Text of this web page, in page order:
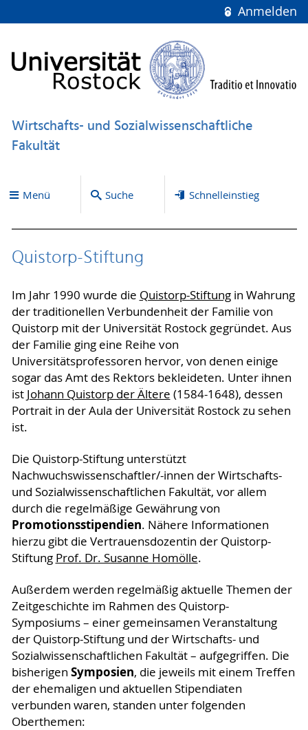
Anmelden
Wirtschafts- und Sozialwissenschaftliche
Fakultät
Menü Suche Schnelleinstieg
Quistorp-Stiftung
Im Jahr 1990 wurde die Quistorp-Stiftungin Wahrung
der traditionellen Verbundenheit der Familie von
Quistorp mit der Universität Rostock gegründet. Aus
der Familie ging eine Reihe von
Universitätsprofessoren hervor, von denen einige
sogar das Amt des Rektors bekleideten. Unter ihnen
ist Johann Quistorp der Ältere (1584-1648), dessen
Portrait in der Aula der Universität Rostock zu sehen
ist.
Die Quistorp-Stiftung unterstützt
Nachwuchswissenschaftler/-innen der Wirtschafts-
und Sozialwissenschaftlichen Fakultät, vor allem
durch die regelmäßige Gewährung von
Promotionsstipendien. Nähere Informationen
hierzu gibt die Vertrauensdozentin der Quistorp-
Stiftung Prof. Dr. Susanne Homölle.
Außerdem werden regelmäßig aktuelle Themen der
Zeitgeschichte im Rahmen des Quistorp-
Symposiums – einer gemeinsamen Veranstaltung
der Quistorp-Stiftung und der Wirtschafts- und
Sozialwissenschaftlichen Fakultät – aufgegriffen. Die
bisherigen Symposien, die jeweils mit einem Treffen
der ehemaligen und aktuellen Stipendiaten
verbunden waren, standen unter folgenden
Oberthemen: